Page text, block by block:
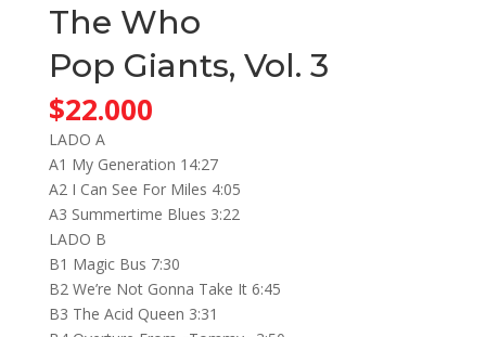
The Who
Pop Giants, Vol. 3
$22.000
LADO A
A1 My Generation 14:27
A2 I Can See For Miles 4:05
A3 Summertime Blues 3:22
LADO B
B1 Magic Bus 7:30
B2 We’re Not Gonna Take It 6:45
B3 The Acid Queen 3:31